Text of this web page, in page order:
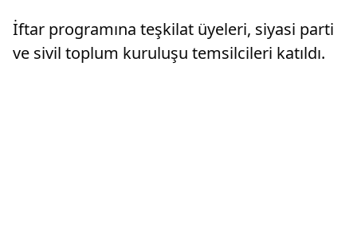
İftar programına teşkilat üyeleri, siyasi parti
ve sivil toplum kuruluşu temsilcileri katıldı.